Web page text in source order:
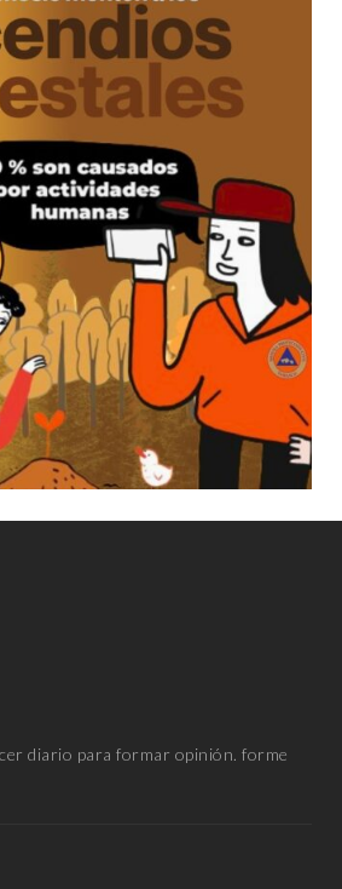
diario para formar opinión. forme